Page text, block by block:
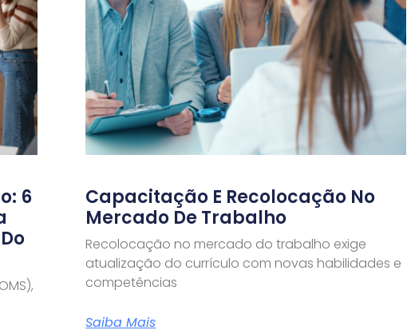
6
Capacitação E Recolocação No
Mercado De Trabalho
Recolocação no mercado do trabalho exige
atualização do currículo com novas habilidades e
competências
Saiba Mais